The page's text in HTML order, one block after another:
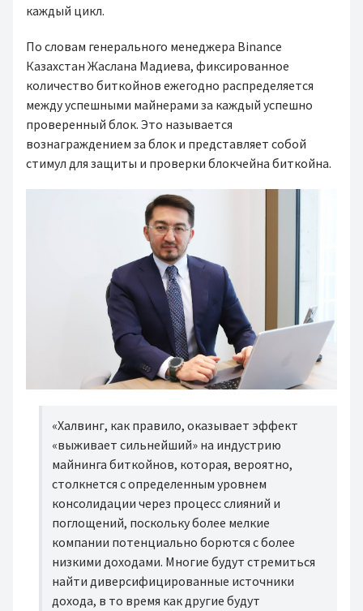
каждый цикл.
По словам генерального менеджера Binance
Казахстан Жаслана Мадиева, фиксированное
количество биткойнов ежегодно распределяется
между успешными майнерами за каждый успешно
проверенный блок. Это называется
вознаграждением за блок и представляет собой
стимул для защиты и проверки блокчейна биткойна.
«Халвинг, как правило, оказывает эффект
«выживает сильнейший» на индустрию
майнинга биткойнов, которая, вероятно,
столкнется с определенным уровнем
консолидации через процесс слияний и
поглощений, поскольку более мелкие
компании потенциально борются с более
низкими доходами. Многие будут стремиться
найти диверсифицированные источники
дохода, в то время как другие будут